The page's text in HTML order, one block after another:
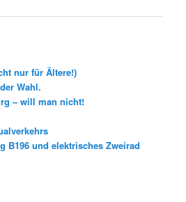
nur für Ältere!)
Wahl.
– will man nicht!
B196 und elektrisches Zweirad